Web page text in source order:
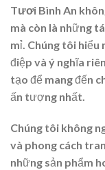
Tươi Bình An
mà còn là những
mỉ. Chúng tôi hiểu
điệp và ý nghĩa
tạo để mang đến
ấn tượng nhất.
Chúng tôi không
và phong cách
những sản phẩm